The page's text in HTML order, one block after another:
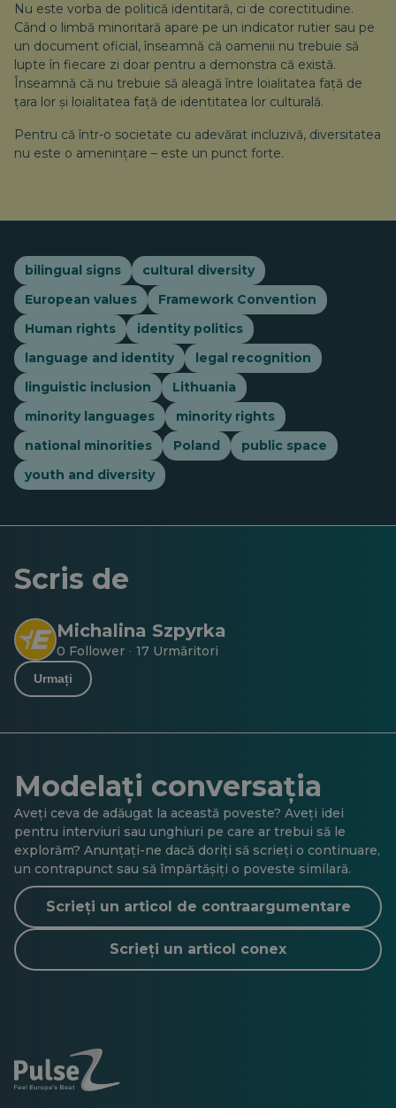
Nu este vorba de politică identitară, ci de corectitudine.
Când o limbă minoritară apare pe un indicator rutier sau pe
un document oficial, înseamnă că oamenii nu trebuie să
lupte în fiecare zi doar pentru a demonstra că există.
Înseamnă că nu trebuie să aleagă între loialitatea față de
țara lor și loialitatea față de identitatea lor culturală.
Pentru că într-o societate cu adevărat incluzivă, diversitatea
nu este o amenințare – este un punct forte.
bilingual signs
cultural diversity
European values
Framework Convention
Human rights
identity politics
language and identity
legal recognition
linguistic inclusion
Lithuania
minority languages
minority rights
national minorities
Poland
public space
youth and diversity
Scris de
Michalina Szpyrka
0 Follower · 17 Urmăritori
Urmați
Modelați conversația
Aveți ceva de adăugat la această poveste? Aveți idei
pentru interviuri sau unghiuri pe care ar trebui să le
explorăm? Anunțați-ne dacă doriți să scrieți o continuare,
un contrapunct sau să împărtășiți o poveste similară.
Scrieți un articol de contraargumentare
Scrieți un articol conex